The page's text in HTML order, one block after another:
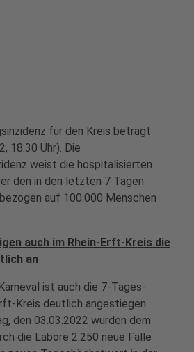
für den Kreis beträgt
18:30 Uhr). Die
weist die hospitalisierten
den in den letzten 7 Tagen
auf 100.000 Menschen
auch im Rhein-Erft-Kreis die
an
ist auch die 7-Tages-
Kreis deutlich angestiegen.
den 03.03.2022 wurden dem
die Labore 2.250 neue Fälle